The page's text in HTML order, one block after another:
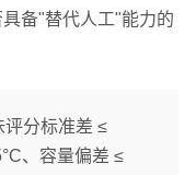
备"替代人工"能力的
分标准差 ≤
、容量偏差 ≤